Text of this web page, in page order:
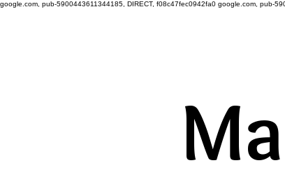
google.com, pub-5900443611344185, DIRECT, f08c47fec0942fa0 google.com, pub-
A